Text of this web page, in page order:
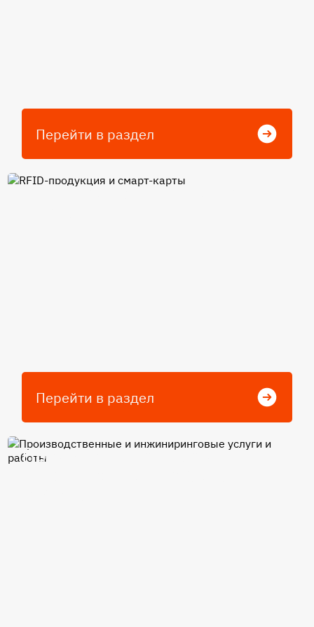
Перейти в раздел
RFID-продукция и смарт-
Перейти в раздел
Производственные и